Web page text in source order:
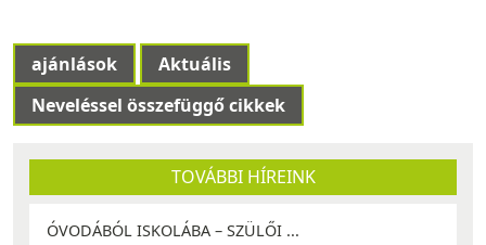
ajánlások
Aktuális
Neveléssel összefüggő cikkek
TOVÁBBI HÍREINK
ÓVODÁBÓL ISKOLÁBA – SZÜLŐI ...